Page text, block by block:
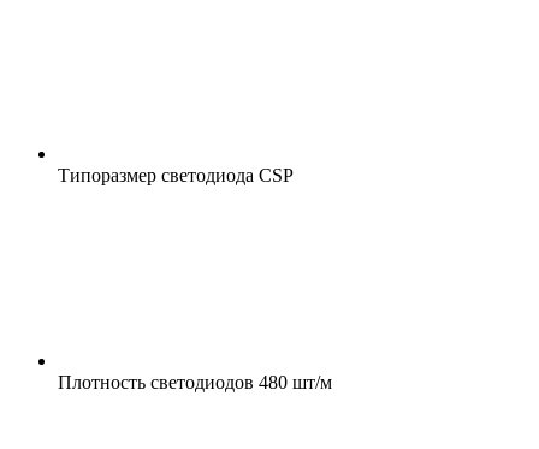
Типоразмер светодиода CSP
Плотность светодиодов 480 шт/м